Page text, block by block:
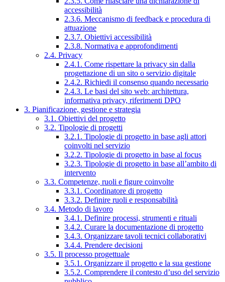
accessibilità
2.3.6. Meccanismo di feedback e procedura di
attuazione
2.3.7. Obiettivi accessibilità
2.3.8. Normativa e approfondimenti
2.4. Privacy
2.4.1. Come rispettare la privacy sin dalla
progettazione di un sito o servizio digitale
2.4.2. Richiedi il consenso quando necessario
2.4.3. Le basi del sito web: architettura,
informativa privacy, riferimenti DPO
3. Pianificazione, gestione e strategia
3.1. Obiettivi del progetto
3.2. Tipologie di progetti
3.2.1. Tipologie di progetto in base agli attori
coinvolti nel servizio
3.2.2. Tipologie di progetto in base al focus
3.2.3. Tipologie di progetto in base all’ambito di
intervento
3.3. Competenze, ruoli e figure coinvolte
3.3.1. Coordinatore di progetto
3.3.2. Definire ruoli e responsabilità
3.4. Metodo di lavoro
3.4.1. Definire processi, strumenti e rituali
3.4.2. Curare la documentazione di progetto
3.4.3. Organizzare tavoli tecnici collaborativi
3.4.4. Prendere decisioni
3.5. Il processo progettuale
3.5.1. Organizzare il progetto e la sua gestione
3.5.2. Comprendere il contesto d’uso del servizio